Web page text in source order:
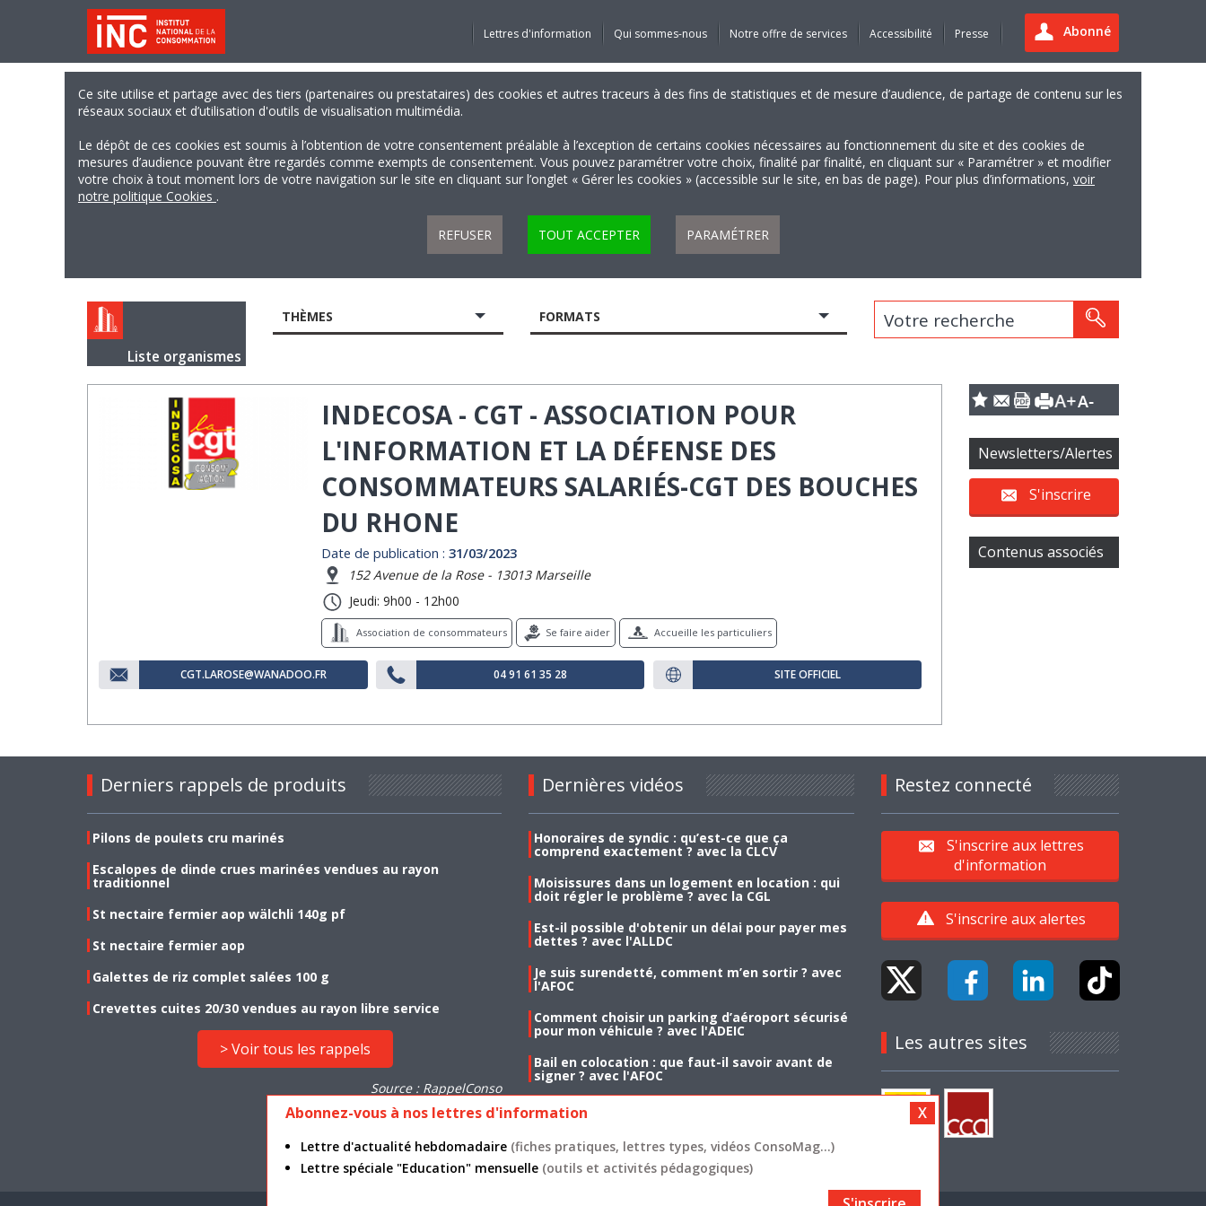
Abonné
Lettres d'information Qui sommes-nous Notre offre de services Accessibilité Presse
Ce site utilise et partage avec des tiers (partenaires ou prestataires) des cookies et autres traceurs à des fins de statistiques et de mesure d’audience, de partage de contenu sur les
réseaux sociaux et d’utilisation d'outils de visualisation multimédia.
Le dépôt de ces cookies est soumis à l’obtention de votre consentement préalable à l’exception de certains cookies nécessaires au fonctionnement du site et des cookies de
mesures d’audience pouvant être regardés comme exempts de consentement. Vous pouvez paramétrer votre choix, finalité par finalité, en cliquant sur « Paramétrer » et modifier
votre choix à tout moment lors de votre navigation sur le site en cliquant sur l’onglet « Gérer les cookies » (accessible sur le site, en bas de page). Pour plus d’informations, voir
notre politique Cookies .
REFUSER TOUT ACCEPTER PARAMÉTRER
Liste organismes
THÈMES FORMATS Votre recherche
INDECOSA - CGT - ASSOCIATION POUR
L'INFORMATION ET LA DÉFENSE DES
CONSOMMATEURS SALARIÉS-CGT DES BOUCHES
DU RHONE
Date de publication : 31/03/2023
152 Avenue de la Rose - 13013 Marseille
Jeudi: 9h00 - 12h00
Association de consommateurs Se faire aider Accueille les particuliers
CGT.LAROSE@WANADOO.FR 04 91 61 35 28 SITE OFFICIEL
Newsletters/Alertes
S'inscrire
Contenus associés
Derniers rappels de produits
Pilons de poulets cru marinés
Escalopes de dinde crues marinées vendues au rayon
traditionnel
St nectaire fermier aop wälchli 140g pf
St nectaire fermier aop
Galettes de riz complet salées 100 g
Crevettes cuites 20/30 vendues au rayon libre service
> Voir tous les rappels
Source : RappelConso
Dernières vidéos
Honoraires de syndic : qu’est-ce que ça
comprend exactement ? avec la CLCV
Moisissures dans un logement en location : qui
doit régler le problème ? avec la CGL
Est-il possible d'obtenir un délai pour payer mes
dettes ? avec l'ALLDC
Je suis surendetté, comment m’en sortir ? avec
l'AFOC
Comment choisir un parking d’aéroport sécurisé
pour mon véhicule ? avec l'ADEIC
Bail en colocation : que faut-il savoir avant de
signer ? avec l'AFOC
Restez connecté
S'inscrire aux lettres
d'information
S'inscrire aux alertes
Les autres sites
Abonnez-vous à nos lettres d'information
Lettre d'actualité hebdomadaire (fiches pratiques, lettres types, vidéos ConsoMag...)
Lettre spéciale "Education" mensuelle (outils et activités pédagogiques)